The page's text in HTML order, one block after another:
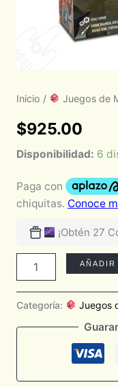
Inicio / Juegos de
$925.00
Disponibilidad: 6
¡Obtén 27
AÑADIR
Categoría: Juegos